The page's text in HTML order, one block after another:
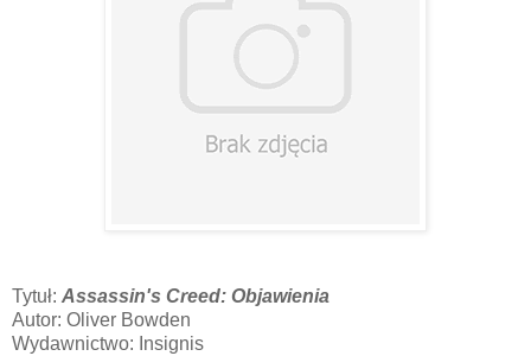
Tytuł: Assassin's Creed: Objawienia
Autor: Oliver Bowden
Wydawnictwo: Insignis